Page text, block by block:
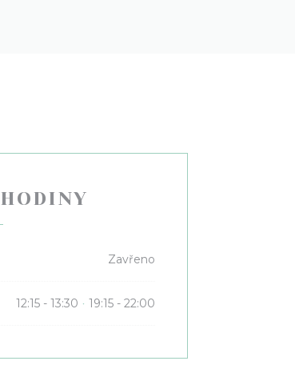
Zavřeno
12:15 - 13:30 • 19:15 - 22:00